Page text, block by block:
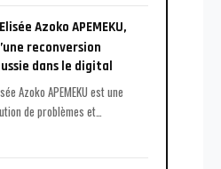
Azoko APEMEKU,
reconversion
dans le digital
Azoko APEMEKU est une
de problèmes et